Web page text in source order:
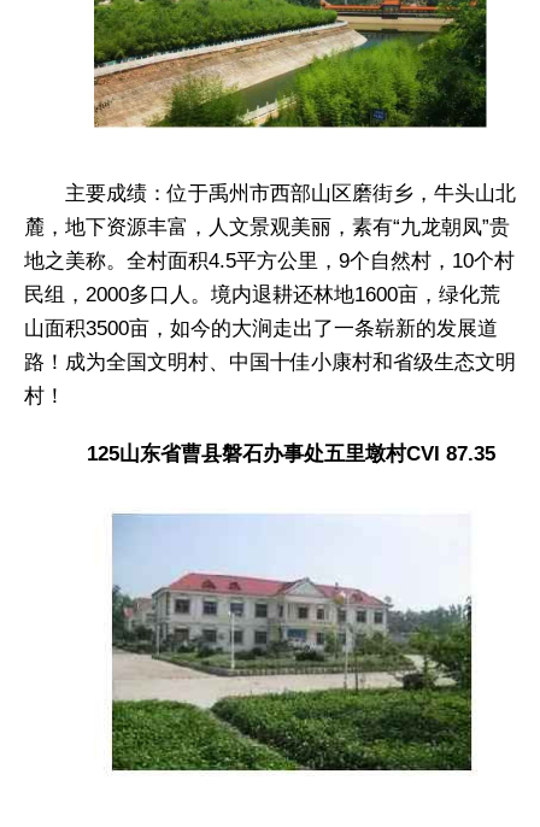
主要成绩：位于禹州市西部山区磨街乡，牛头山北
麓，地下资源丰富，人文景观美丽，素有“九龙朝凤”贵
地之美称。全村面积4.5平方公里，9个自然村，10个村
民组，2000多口人。境内退耕还林地1600亩，绿化荒
山面积3500亩，如今的大涧走出了一条崭新的发展道
路！成为全国文明村、中国十佳小康村和省级生态文明
村！
125山东省曹县磐石办事处五里墩村CVI 87.35